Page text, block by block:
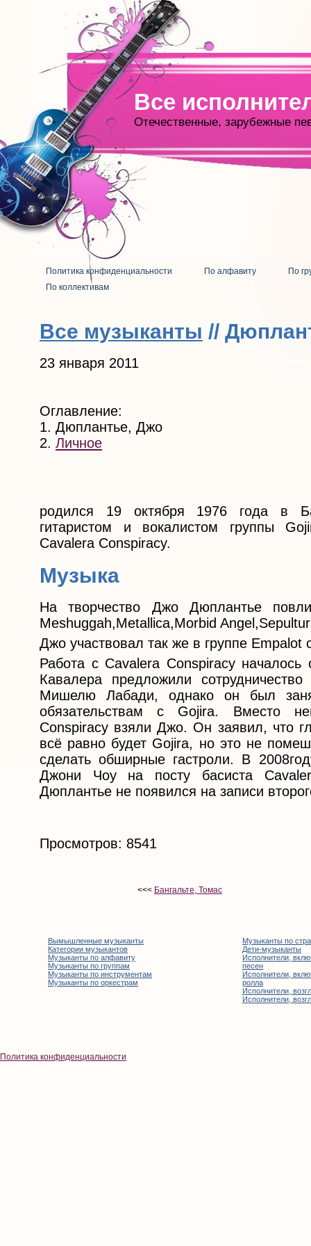
Все
Отечественные, зарубежные
Политика конфиденциальности По алфавиту
По
По коллективам
Все музыканты //
23 января 2011
Оглавление:
1. Дюплантье, Джо
2. Личное
родился 19 октября 1976 года в
гитаристом и вокалистом группы
Cavalera Conspiracy.
Музыка
На творчество Джо Дюплантье
Meshuggah,Metallica,Morbid
Джо участвовал так же в группе Empalot
Работа с Cavalera Conspiracy
Кавалера предложили
Мишелю Лабади, однако он был
обязательствам с Gojira. Вместо
Conspiracy взяли Джо. Он заявил, что
всё равно будет Gojira, но это не
сделать обширные гастроли. В
Джони Чоу на посту басиста
Дюплантье не появился на записи
Просмотров: 8541
<<< Бангальте, Томас
Вымышленные музыканты
Категории музыкантов
Музыканты по алфавиту
Музыканты по группам
Музыканты по инструментам
Музыканты по оркестрам
Музыканты по
Дети-музыканты
Исполнители,
песен
Исполнители,
ролла
Исполнители,
Исполнители,
Политика конфиденциальности